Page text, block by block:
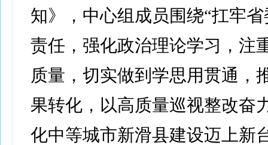
知》，中心组成员围绕“扛牢
责任，强化政治理论学习，注
质量，切实做到学思用贯通，
果转化，以高质量巡视整改奋
化中等城市新滑县建设迈上新